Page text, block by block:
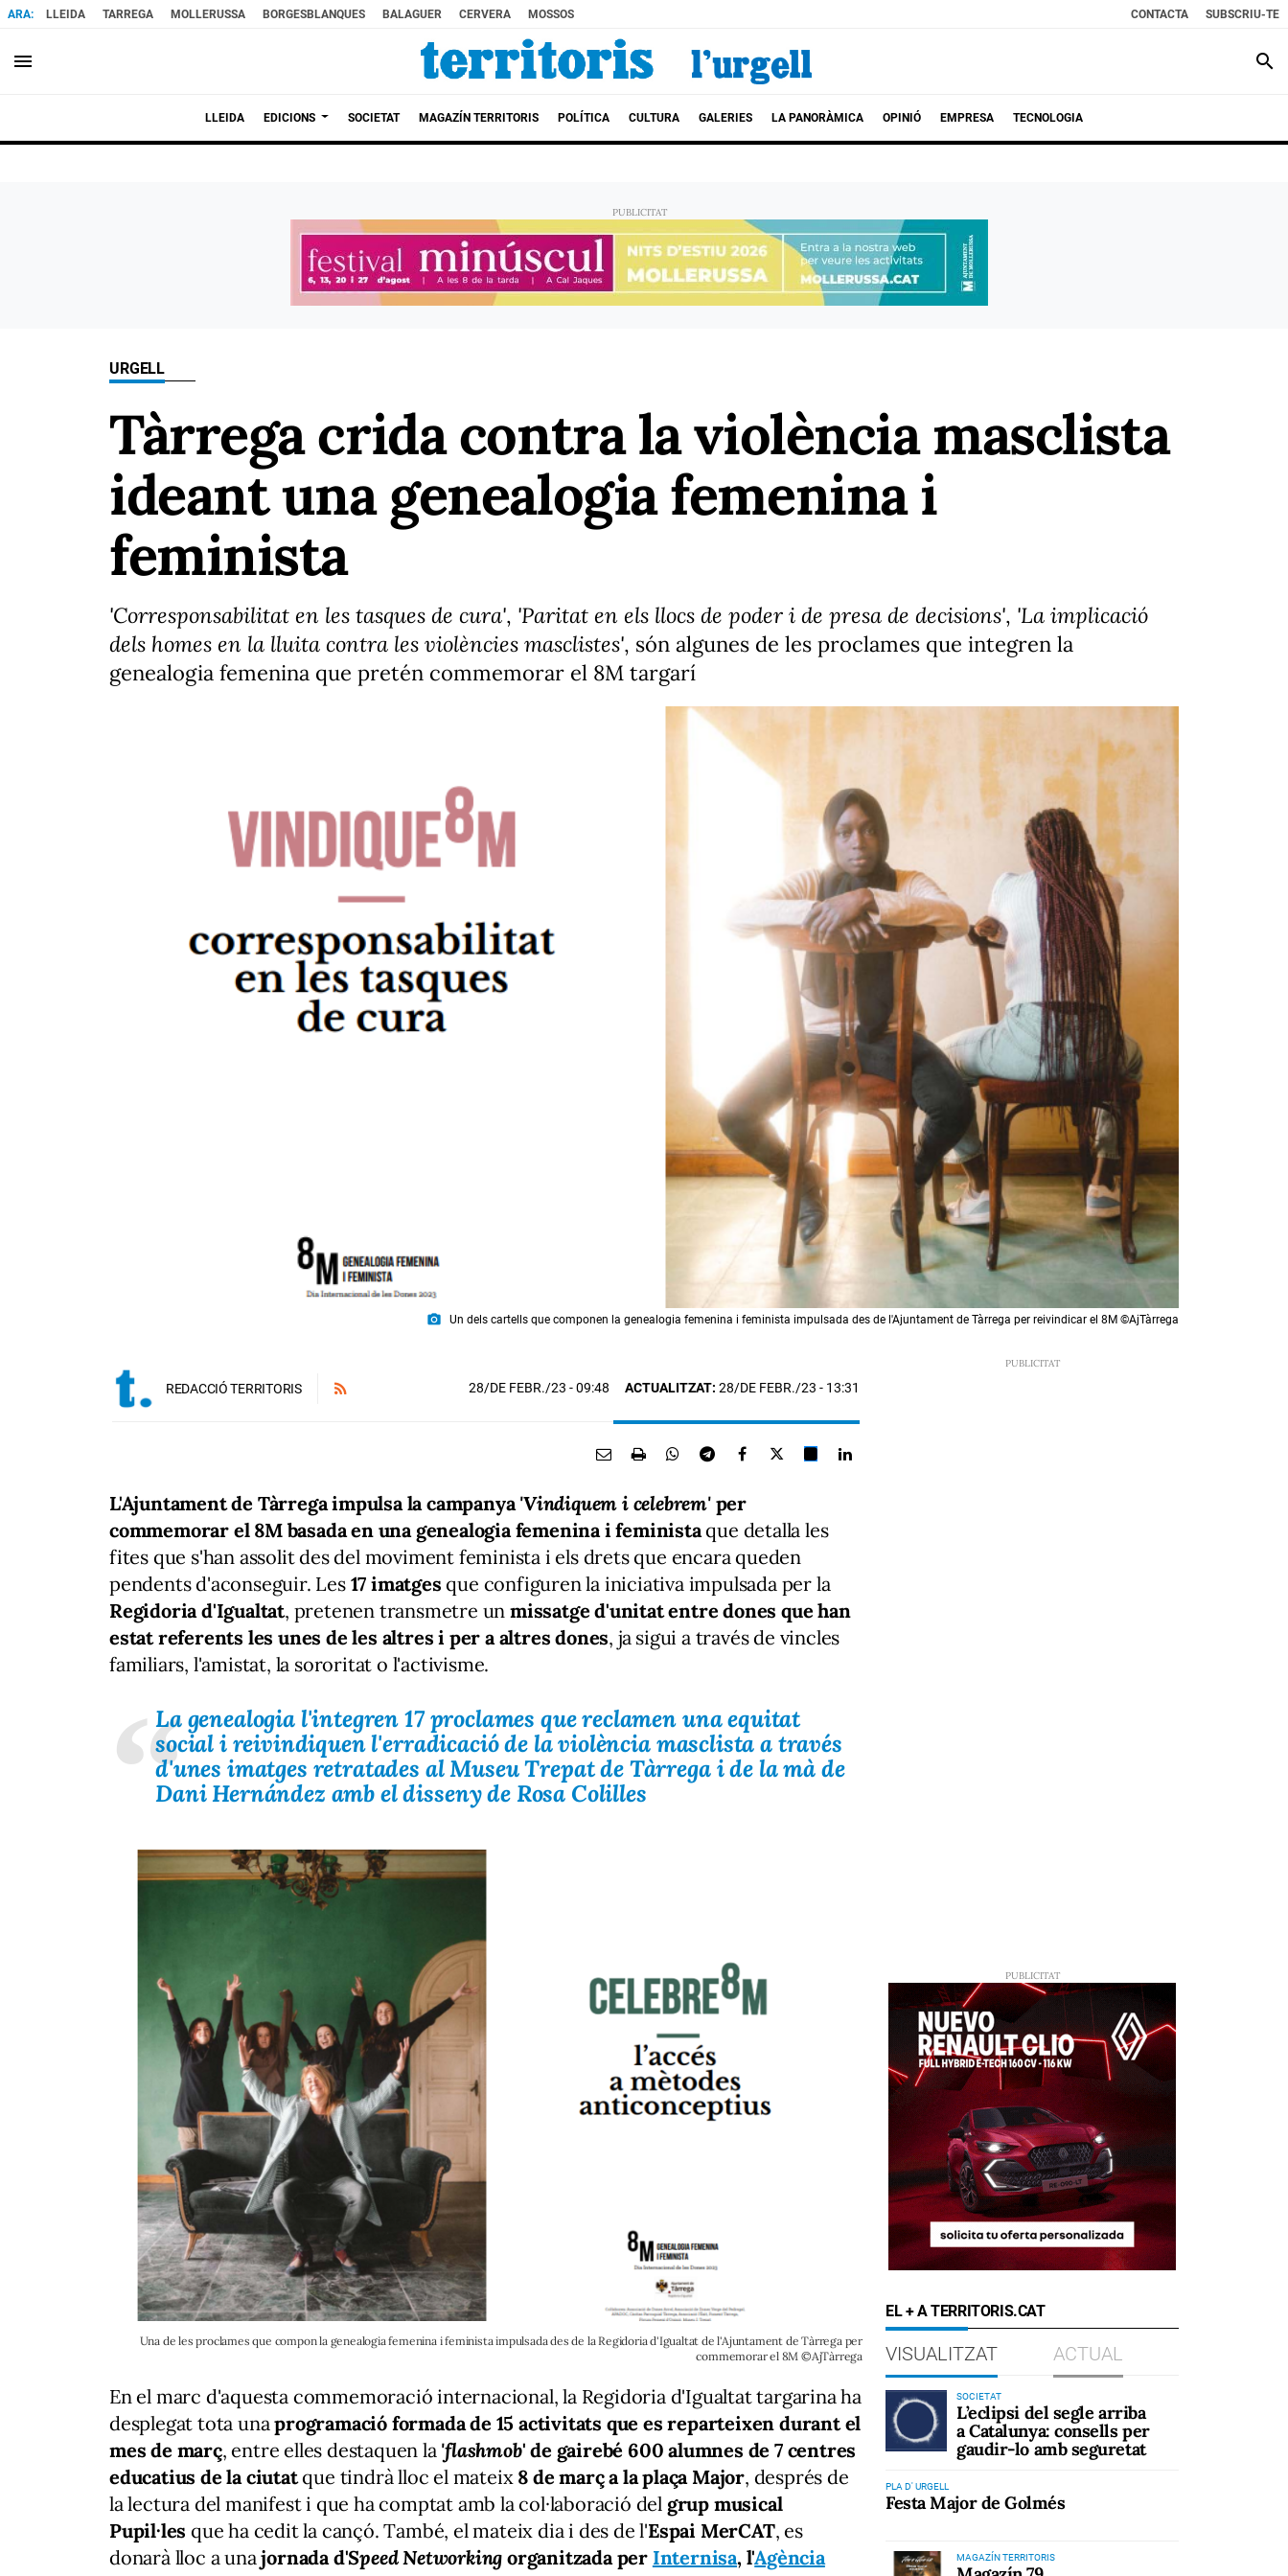
LLEIDA TARREGA MOLLERUSSA BORGESBLANQUES BALAGUER CERVERA MOSSOS CONTACTA SUBSCRIU-TE
menu search
LLEIDA EDICIONS SOCIETAT MAGAZÍN TERRITORIS POLÍTICA CULTURA GALERIES LA PANORÀMICA OPINIÓ EMPRESA TECNOLOGIA
URGELL
Tàrrega crida contra la violència masclista
ideant una genealogia femenina i
feminista
'Corresponsabilitat en les tasques de cura', 'Paritat en els llocs de poder i de presa de decisions', 'La implicació
dels homes en la lluita contra les violències masclistes', són algunes de les proclames que integren la
genealogia femenina que pretén commemorar el 8M targarí
photo_camera Un dels cartells que componen la genealogia femenina i feminista impulsada des de l'Ajuntament de Tàrrega per reivindicar el 8M ©AjTàrrega
REDACCIÓ TERRITORIS 28/DE FEBR./23 - 09:48 ACTUALITZAT: 28/DE FEBR./23 - 13:31
L'Ajuntament de Tàrrega impulsa la campanya 'Vindiquem i celebrem' per
commemorar el 8M basada en una genealogia femenina i feministaque detalla les
fites que s'han assolit des del moviment feminista i els drets que encara queden
pendents d'aconseguir. Les 17 imatges que configuren la iniciativa impulsada per la
Regidoria d'Igualtat, pretenen transmetre un missatge d'unitat entre dones que han
estat referents les unes de les altres i per a altres dones, ja sigui a través de vincles
familiars, l'amistat, la sororitat o l'activisme.
La genealogia l'integren 17 proclames que reclamen una equitat
social i reivindiquen l'erradicació de la violència masclista a través
d'unes imatges retratades al Museu Trepat de Tàrrega i de la mà de
Dani Hernández amb el disseny de Rosa Colilles
Una de les proclames que compon la genealogia femenina i feminista impulsada des de la Regidoria d'Igualtat de l'Ajuntament de Tàrrega per
commemorar el 8M ©AjTàrrega
En el marc d'aquesta commemoració internacional, la Regidoria d'Igualtat targarina ha
desplegat tota unaprogramació formada de 15 activitats que es reparteixen durant el
mes de març, entre elles destaquen la 'flashmob' de gairebé 600 alumnes de 7 centres
educatius de la ciutatque tindrà lloc el mateix8 de març a la plaça Major, després de
la lectura del manifest i que ha comptat amb la col·laboració del grup musical
Pupil·les que ha cedit la cançó. També, el mateix dia i des de l'Espai MerCAT, es
donarà lloc a unajornada d'Speed Networking organitzada per Internisa, l'Agència
EL + A TERRITORIS.CAT
VISUALITZAT ACTUAL
SOCIETAT
L’eclipsi del segle arriba
a Catalunya: consells per
gaudir-lo amb seguretat
PLA D' URGELL
Festa Major de Golmés
MAGAZÍN TERRITORIS